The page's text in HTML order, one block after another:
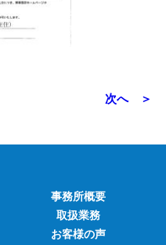
次へ ＞
事務所概要
取扱業務
お客様の声